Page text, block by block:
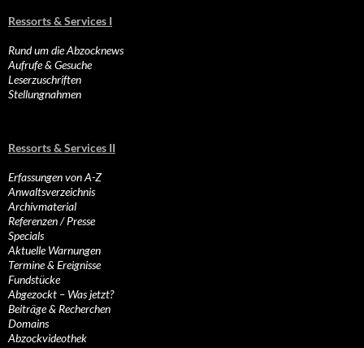
Ressorts & Services I
Rund um die Abzocknews
Aufrufe & Gesuche
Leserzuschriften
Stellungnahmen
Ressorts & Services II
Erfassungen von A-Z
Anwaltsverzeichnis
Archivmaterial
Referenzen / Presse
Specials
Aktuelle Warnungen
Termine & Ereignisse
Fundstücke
Abgezockt – Was jetzt?
Beiträge & Recherchen
Domains
Abzockvideothek